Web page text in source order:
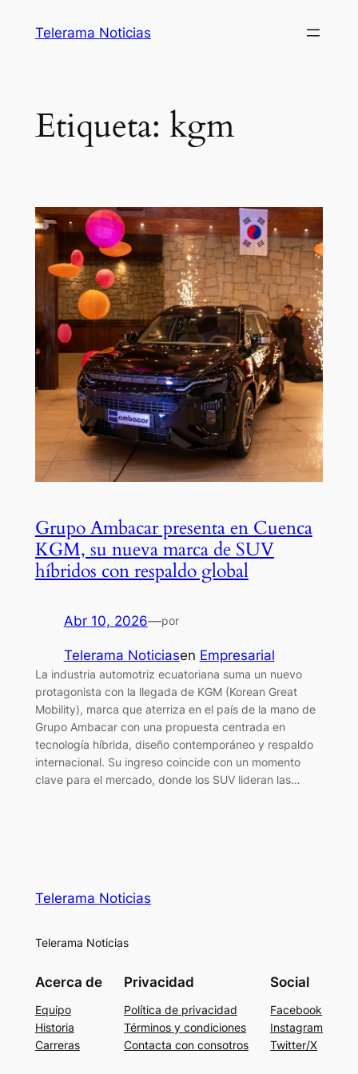
Telerama Noticias
Etiqueta: kgm
Grupo Ambacar presenta en Cuenca
KGM, su nueva marca de SUV
híbridos con respaldo global
Abr 10, 2026—por
Telerama Noticiasen Empresarial
La industria automotriz ecuatoriana suma un nuevo
protagonista con la llegada de KGM (Korean Great
Mobility), marca que aterriza en el país de la mano de
Grupo Ambacar con una propuesta centrada en
tecnología híbrida, diseño contemporáneo y respaldo
internacional. Su ingreso coincide con un momento
clave para el mercado, donde los SUV lideran las…
Telerama Noticias
Telerama Noticias
Acerca de
Equipo
Historia
Carreras
Privacidad
Política de privacidad
Términos y condiciones
Contacta con consotros
Social
Facebook
Instagram
Twitter/X